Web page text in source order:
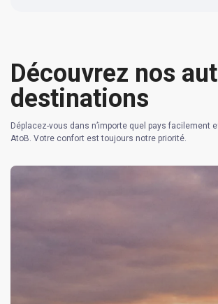
Découvrez nos
destinations
Déplacez-vous dans n’importe quel pays facilement
AtoB. Votre confort est toujours notre priorité.